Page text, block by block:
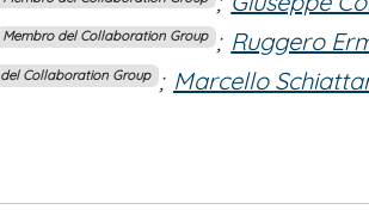
Membro del Collaboration Group ; Ruggero
Collaboration Group ; Marcello